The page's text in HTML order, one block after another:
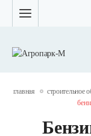
главная строительное